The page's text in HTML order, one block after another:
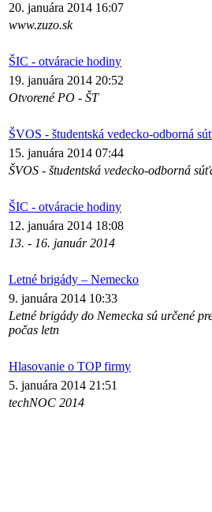
20. januára 2014 16:07
www.zuzo.sk
ŠIC - otváracie hodiny
19. januára 2014 20:52
Otvorené PO - ŠT
ŠVOS - študentská vedecko-odborná
15. januára 2014 07:44
ŠVOS - študentská vedecko-odborná
ŠIC - otváracie hodiny
12. januára 2014 18:08
13. - 16. január 2014
Letné brigády – Nemecko
9. januára 2014 10:33
Letné brigády do Nemecka sú určené
počas letn
Hlasovanie o TOP firmy
5. januára 2014 21:51
techNOC 2014